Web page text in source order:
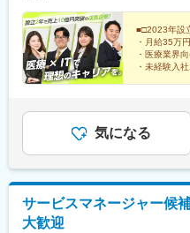
■□2023年設
・月給35万
・医療業界
・未経験入
気になる
サービスマネージャー候
大歓迎